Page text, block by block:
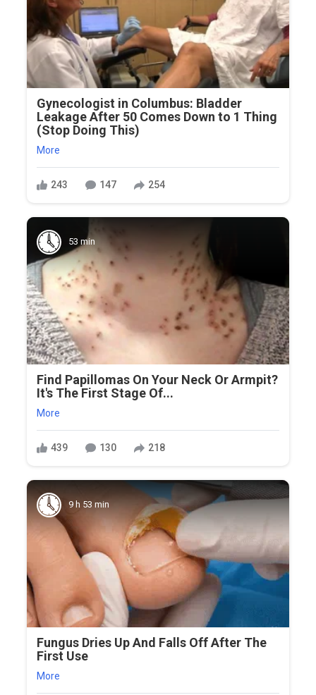
Gynecologist in Columbus: Bladder
Leakage After 50 Comes Down to 1 Thing
(Stop Doing This)
More
243 147 254
53 min
Find Papillomas On Your Neck Or Armpit?
It's The First Stage Of...
More
439 130 218
9 h 53 min
Fungus Dries Up And Falls Off After The
First Use
More